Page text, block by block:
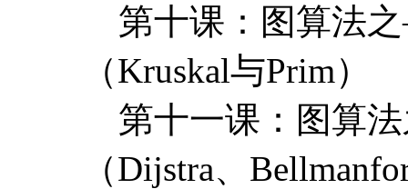
第十课：图算法
（Kruskal与Prim）
第十一课：图算
（Dijstra、